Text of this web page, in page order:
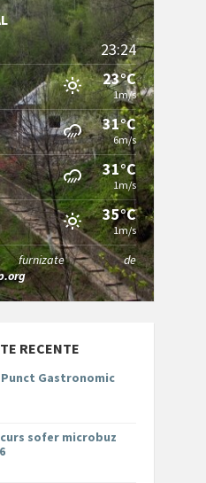
23:24
23°C
1m/s
31°C
6m/s
31°C
1m/s
35°C
1m/s
furnizate de
RECENTE
Gastronomic
sofer microbuz